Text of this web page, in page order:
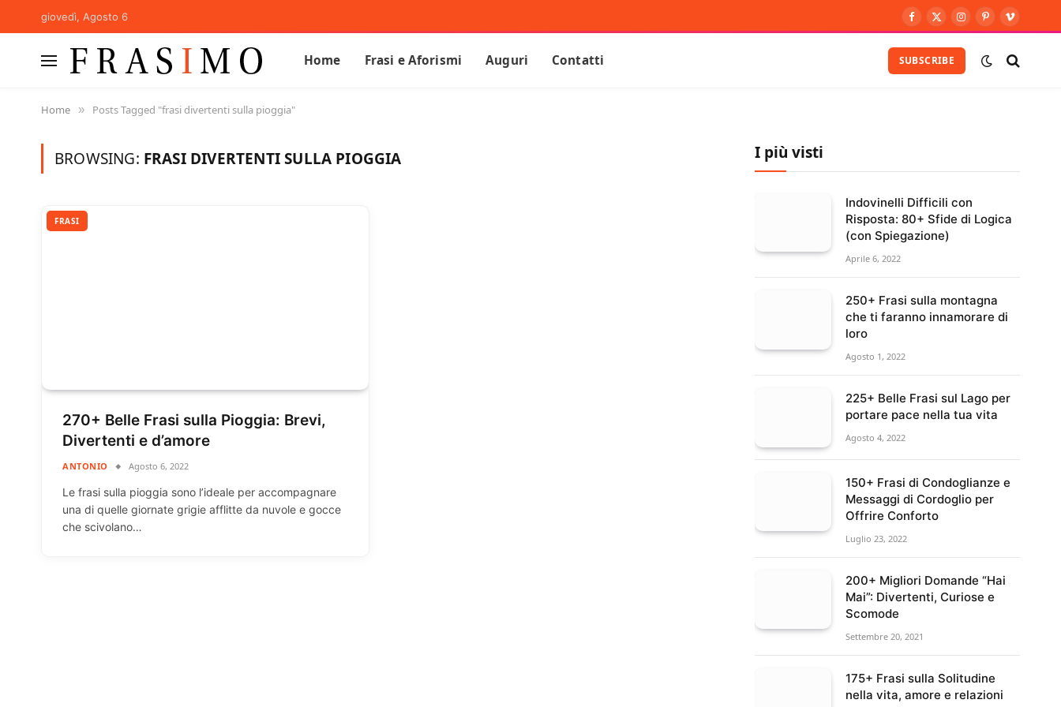
giovedì, Agosto 6
Facebook
X
Instagram
Pinterest
Vimeo
Home Frasi e Aforismi Auguri Contatti SUBSCRIBE
Home » Posts Tagged "frasi divertenti sulla pioggia"
BROWSING: FRASI DIVERTENTI SULLA PIOGGIA
FRASI
270+ Belle Frasi sulla Pioggia: Brevi,
Divertenti e d’amore
ANTONIO Agosto 6, 2022
Le frasi sulla pioggia sono l’ideale per accompagnare
una di quelle giornate grigie afflitte da nuvole e gocce
che scivolano…
I più visti
Indovinelli Difficili con
Risposta: 80+ Sfide di Logica
(con Spiegazione)
Aprile 6, 2022
250+ Frasi sulla montagna
che ti faranno innamorare di
loro
Agosto 1, 2022
225+ Belle Frasi sul Lago per
portare pace nella tua vita
Agosto 4, 2022
150+ Frasi di Condoglianze e
Messaggi di Cordoglio per
Offrire Conforto
Luglio 23, 2022
200+ Migliori Domande “Hai
Mai”: Divertenti, Curiose e
Scomode
Settembre 20, 2021
175+ Frasi sulla Solitudine
nella vita, amore e relazioni